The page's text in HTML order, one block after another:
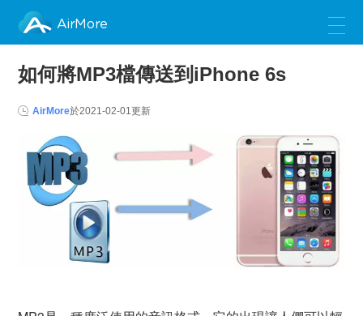
AirMore
如何將MP3檔傳送到iPhone 6s
AirMore於2021-02-01更新